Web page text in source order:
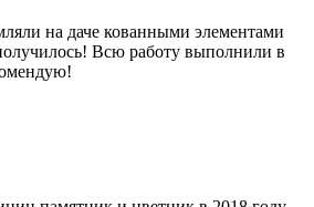
на даче кованными элементами
Всю работу выполнили в